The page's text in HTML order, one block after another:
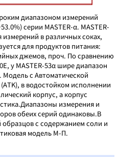
диапазоном измерений
серии MASTER-α. MASTER-
в различных соках,
для продуктов питания:
джемов, проч. По сравнению
у MASTER-53α шире диапазон
Модель с Автоматической
в водостойком исполнении
корпус, а корпус
измерения и
обеих серий одинаковы.В
образцов с содержанием соли и
модель М-П.